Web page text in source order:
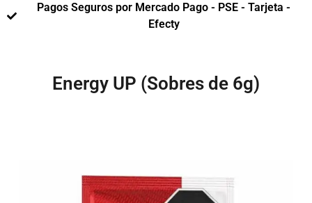
Pagos Seguros por Mercado Pago - PSE - Tarjeta -
Efecty
Energy UP (Sobres de 6g)